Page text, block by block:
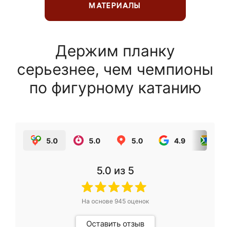
МАТЕРИАЛЫ
Держим планку
серьезнее, чем чемпионы
по фигурному катанию
5.0 5.0 5.0 4.9
5.0 из 5
На основе 945оценок
Оставить отзыв